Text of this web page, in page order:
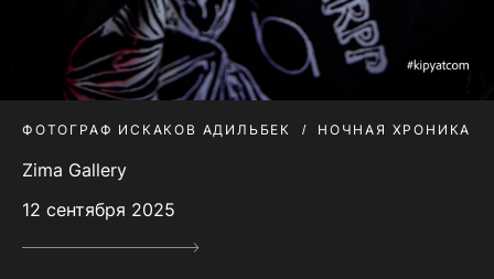
ФОТОГРАФ ИСКАКОВ АДИЛЬБЕК НОЧНАЯ ХРОНИКА
Zima Gallery
12 сентября 2025